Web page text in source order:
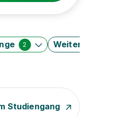
2 Weitere Filter
Studiengang